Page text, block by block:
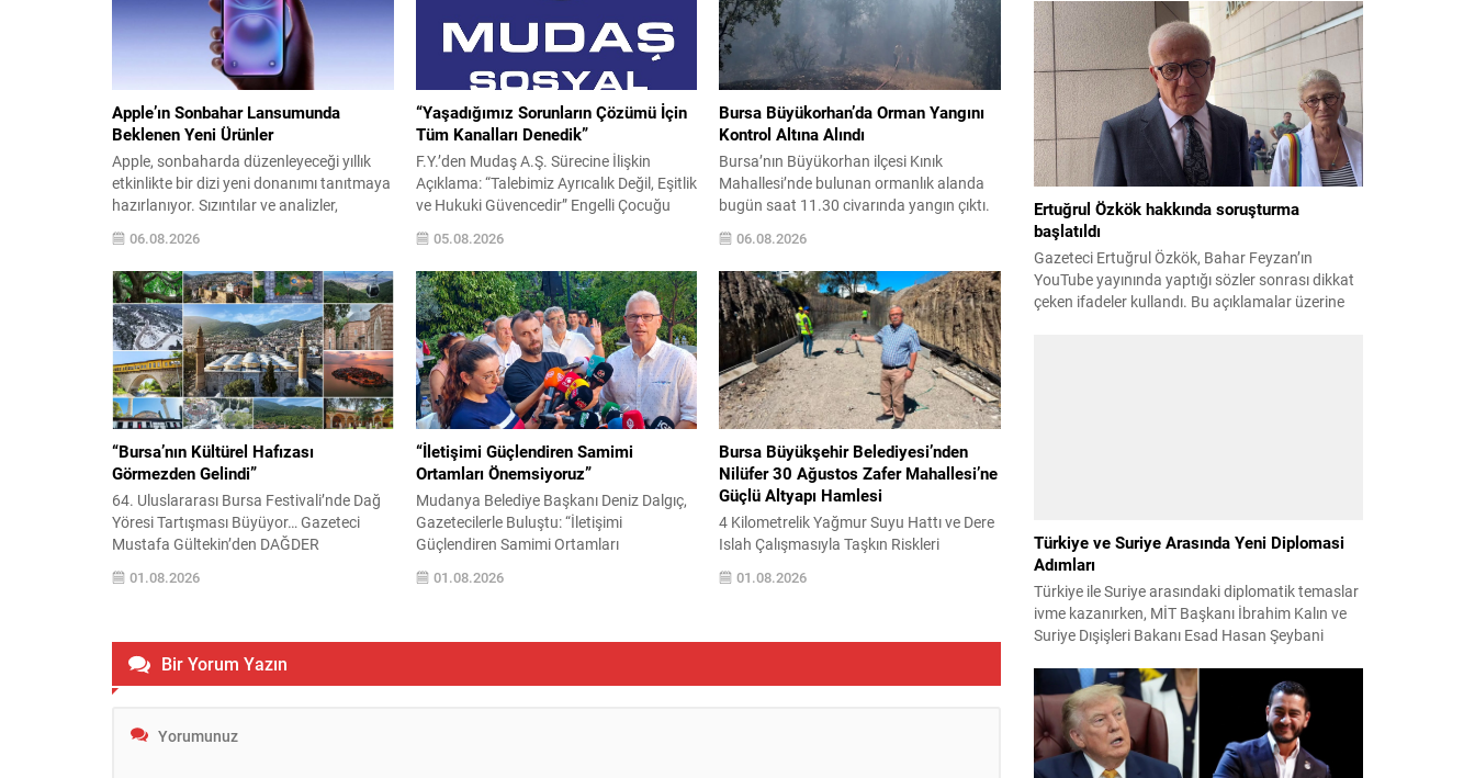
Apple’ın Sonbahar Lansumunda
Beklenen Yeni Ürünler
Apple, sonbaharda düzenleyeceği yıllık
etkinlikte bir dizi yeni donanımı tanıtmaya
hazırlanıyor. Sızıntılar ve analizler,
etkinlikte en az beş yeni ürünün sahne
alabileceğine işaret ediyor; bunların
arasında gelişmiş kamera sistemiyle öne
çıkan yeni iPhone modelleri ve şirketin ilk
katlanabilir telefonu öne çıkıyor. Pro serisi
iPhone’ların teknik iyileştirmeleri, daha
büyük piller ve...
06.08.2026
“Yaşadığımız Sorunların Çözümü İçin
Tüm Kanalları Denedik”
F.Y.’den Mudaş A.Ş. Sürecine İlişkin
Açıklama: “Talebimiz Ayrıcalık Değil, Eşitlik
ve Hukuki Güvencedir” Engelli Çocuğu
Bulunan Çalışanın Hak Mücadelesi:
“Yaşadığımız Sorunların Çözümü İçin
Tüm Kanalları Denedik” Uzun süredir
çalışma hayatında yaşadığını belirttiği
hak kayıpları, eşitsiz uygulamalar ve
sosyal haklardan yeterince
yararlandırılmadığı iddialarıyla gündeme
gelen F.Y., Mudaş A.Ş. ile yaşadığı iş...
05.08.2026
Bursa Büyükorhan’da Orman Yangını
Kontrol Altına Alındı
Bursa’nın Büyükorhan ilçesi Kınık
Mahallesi’nde bulunan ormanlık alanda
bugün saat 11.30 civarında yangın çıktı.
Yangının çıkış nedeni henüz belirlenemedi,
olay sonrası yetkililere bildirim yapıldı ve
bölgeye müdahale ekipleri sevk edildi.
Karadan Orman Bölge Müdürlüğü ekipleri
ve itfaiye araçlarıyla yapılan ilk
müdahaleye, havadan bir helikopter
desteği eklendi. Ekipler, havadan ve
karadan...
06.08.2026
“Bursa’nın Kültürel Hafızası
Görmezden Gelindi”
64. Uluslararası Bursa Festivali’nde Dağ
Yöresi Tartışması Büyüyor… Gazeteci
Mustafa Gültekin’den DAĞDER
Yönetimine Sert Eleştiri: “Dağ Yöresi Yine
Temsil Edilemedi” BURSA – 64.
hiçbir sanatçının yer almaması, kentte
kültürel temsil tartışmalarını yeniden
gündeme taşıdı. Gazeteci Mustafa
yaptığı değerlendirmede, Bursa’nın...
01.08.2026
“İletişimi Güçlendiren Samimi
Ortamları Önemsiyoruz”
Mudanya Belediye Başkanı Deniz Dalgıç,
Gazetecilerle Buluştu: “İletişimi
Güçlendiren Samimi Ortamları
Önemsiyoruz” Dalgıç Medya
Buluşması’nda Yerel Basının Önemi
01.08.2026
Bursa Büyükşehir Belediyesi’nden
Nilüfer 30 Ağustos Zafer Mahallesi’ne
Güçlü Altyapı Hamlesi
4 Kilometrelik Yağmur Suyu Hattı ve Dere
Islah Çalışmasıyla Taşkın Riskleri
Azaltılacak BURSA – NİLÜFER Bursa
Büyükşehir Belediyesi, kentin hızla gelişen
01.08.2026
Bir Yorum Yazın
geldi. Yapılan oylamada usul ve gizlilikle ilgili
ciddi iddialar ortaya atıldı; bazı oyların geçersiz
sayılması ve meclis içindeki yönlendirmeler
kamuoyunda tepkilere yol açtı. Seçim sürecinde
yaşanan gelişmeler, parti grupları arasındaki
gerilimi artırdı. CHP’nin...
Ertuğrul Özkök hakkında soruşturma
başlatıldı
Gazeteci Ertuğrul Özkök, Bahar Feyzan’ın
YouTube yayınında yaptığı sözler sonrası dikkat
çeken ifadeler kullandı. Bu açıklamalar üzerine
Türkiye ve Suriye Arasında Yeni Diplomasi
Adımları
Türkiye ile Suriye arasındaki diplomatik temaslar
ivme kazanırken, MİT Başkanı İbrahim Kalın ve
Suriye Dışişleri Bakanı Esad Hasan Şeybani
arasındaki iş birliği imkanları ve bölgesel istikrar
konuları detaylı şekilde ele alındı. Taraflar, komşu
ülkelerle ilişkilerin güçlendirilmesinin gerekliliği
üzerinde mutabık kaldı; ayrıca Suriye-Lübnan
ilişkilerine...